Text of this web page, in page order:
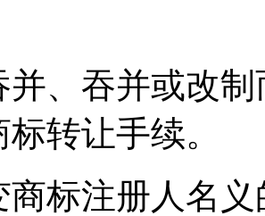
并、吞并或改
标转让手续。
商标注册人名